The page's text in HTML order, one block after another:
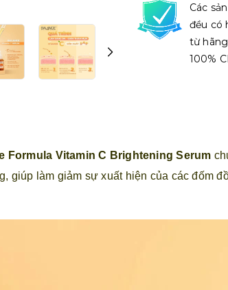
Các
đều có
từ
100%
Formula Vitamin C Brightening Serum
giúp làm giảm sự xuất hiện của các đốm